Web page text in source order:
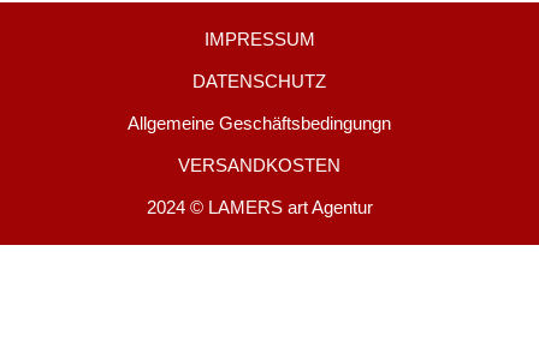
IMPRESSUM
DATENSCHUTZ
Allgemeine Geschäftsbedingungn
VERSANDKOSTEN
2024 © LAMERS art Agentur